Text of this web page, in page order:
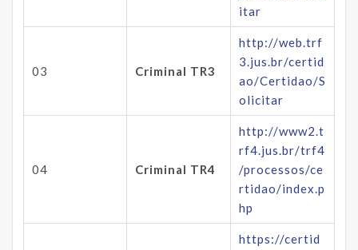
itar
03 Criminal TR3
http://web.trf
3.jus.br/certid
ao/Certidao/S
olicitar
04 Criminal TR4
http://www2.t
rf4.jus.br/trf4
/processos/ce
rtidao/index.p
hp
https://certid